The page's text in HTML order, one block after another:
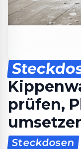
prüfen,
Steckdosen